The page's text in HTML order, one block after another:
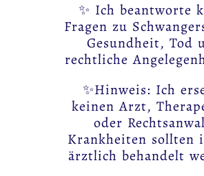
✨ Ich beantworte
Fragen zu
Gesundheit, Tod
rechtliche
✨Hinweis: Ich
keinen Arzt,
oder
Krankheiten sollten
ärztlich behandelt